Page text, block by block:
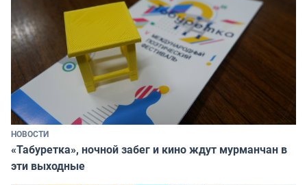
НОВОСТИ
«Табуретка», ночной забег и кино ждут мурманчан в
эти выходные